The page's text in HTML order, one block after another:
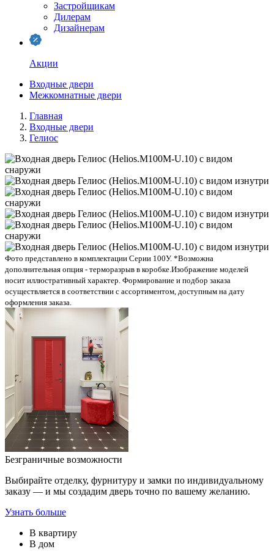
Застройщикам
Дилерам
Дизайнерам
Акции
Входные двери
Межкомнатные двери
Главная
Входные двери
Гелиос
Фото представлено в комплектации Серии 100У. *Возможна
дополнительная опция - терморазрыв в коробке.Изображение моделей
носит иллюстративный характер. Формирование и подбор заказа
осуществляется в соответствии с ассортиментом, доступным на дату
оформления заказа.
Безграничные возможности
Выбирайте отделку, фурнитуру и замки по индивидуальному
заказу — и мы создадим дверь точно по вашему желанию.
Узнать больше
В квартиру
В дом